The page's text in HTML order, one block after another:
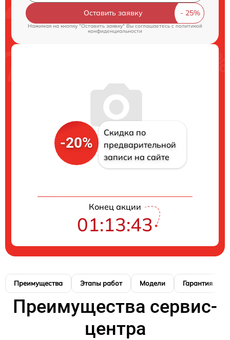
Оставить заявку
Нажимая на кнопку "Оставить заявку" Вы соглашаетесь cполитикой
конфиденциальности
-20%
Скидка по
предварительной
записи на сайте
Конец акции
01:13:42
Преимущества Этапы работ Модели Гарантия
Преимущества сервис-
центра